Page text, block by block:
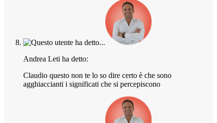
Andrea Leti ha detto:
Claudio questo non te lo so dire certo è che sono
agghiaccianti i significati che si percepiscono